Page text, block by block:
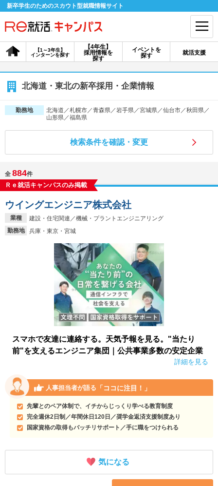
新卒学生のためのスカウト型就職情報サイト
【4年生】
採用情報を
探す
【1～3年生】
インターンを探す
イベントを
探す
就活支援
会員登録 ログイン
会員ID・パスワードを忘れた方はこちら
探す
【4年生】
説明会を探す
【1～3年生】
インターンを探す
イベントを探す
就活ノウハウ・サポート
就活支援
就活ノウハウが満載！ お役立ち記事・相談室など
適職診断
あなたに合う仕事を診断！
就活チャンネル
動画で対策講座をチェック
就活ニュースペーパー
就活時事ニュースを更新
よくある質問
不明点があればこちら
北海道・東北の新卒採用・企業情報
勤務地
北海道／札幌市／青森県／岩手県／宮城県／仙台市／秋田県／
山形県／福島県
検索条件を確認・変更
全 884件
Ｒｅ就活キャンパスのみ掲載
業種
建設・住宅関連／機械・プラントエンジニアリング
勤務地
兵庫・東京・宮城
ウイングエンジニア株式会社
スマホで友達に連絡する。天気予報を見る。"当たり
前"を支えるエンジニア集団｜公共事業多数の安定企業
詳細を見る
人事担当者が語る 「ココに注目！」
先輩とのペア体制で、イチからじっくり学べる教育制度
完全週休2日制／年間休日120日／奨学金返済支援制度あり
国家資格の取得もバッチリサポート／手に職をつけられる
気になる